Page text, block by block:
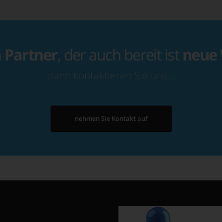
Partner, der auch bereit ist neue
dann kontaktieren Sie uns…
nehmen Sie Kontakt auf